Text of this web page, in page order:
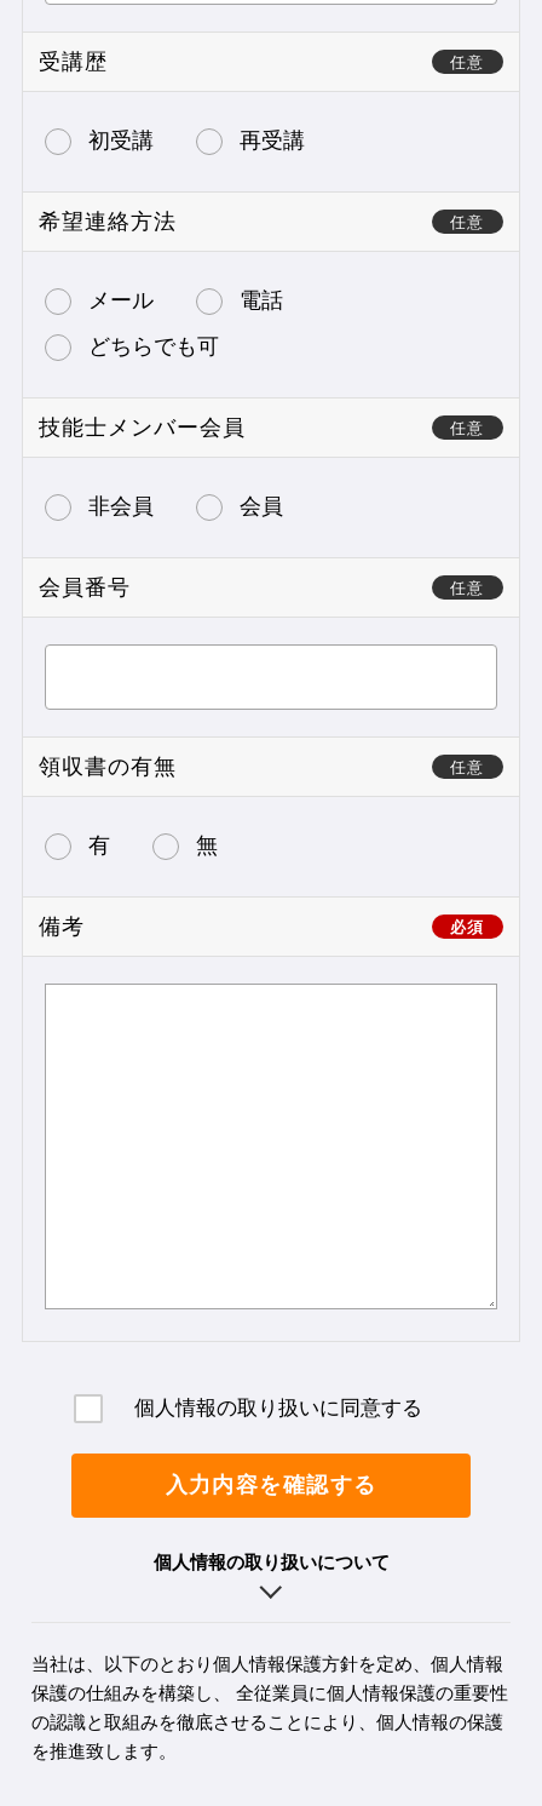
任意
受講歴
初受講 再受講
任意
希望連絡方法
メール
電話
どちらでも可
任意
技能士メンバー会員
非会員 会員
任意
会員番号
任意
領収書の有無
有 無
必須
備考
個人情報の取り扱いに同意する
入力内容を確認する
個人情報の取り扱いについて
当社は、以下のとおり個人情報保護方針を定め、個人情報
保護の仕組みを構築し、 全従業員に個人情報保護の重要性
の認識と取組みを徹底させることにより、個人情報の保護
を推進致します。